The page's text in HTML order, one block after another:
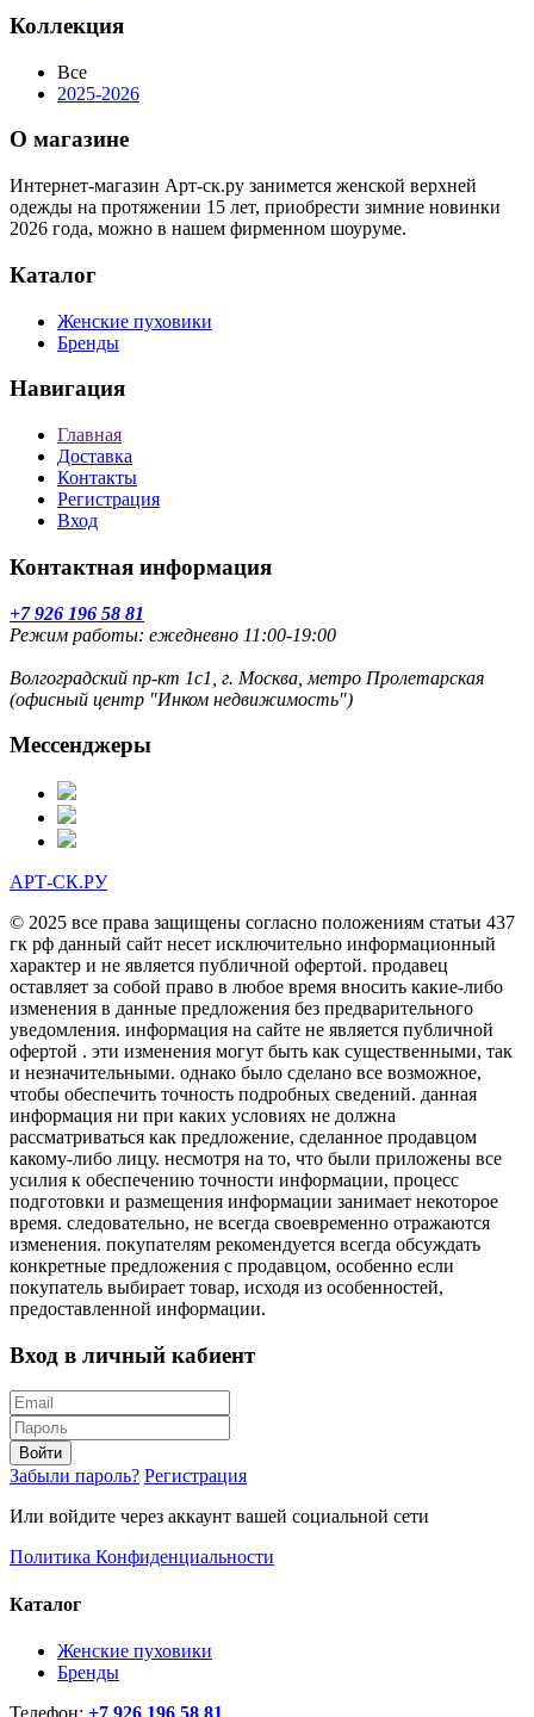
Коллекция
Все
2025-2026
О магазине
Интернет-магазин Арт-ск.ру занимется женской верхней
одежды на протяжении 15 лет, приобрести зимние новинки
2026 года, можно в нашем фирменном шоуруме.
Каталог
Женские пуховики
Бренды
Навигация
Главная
Доставка
Контакты
Регистрация
Вход
Контактная информация
+7 926 196 58 81
Режим работы: ежедневно 11:00-19:00
Волгоградский пр-кт 1с1, г. Москва, метро Пролетарская
(офисный центр "Инком недвижимость")
Мессенджеры
АРТ-СК.РУ
© 2025 все права защищены согласно положениям статьи 437
гк рф данный сайт несет исключительно информационный
характер и не является публичной офертой. продавец
оставляет за собой право в любое время вносить какие-либо
изменения в данные предложения без предварительного
уведомления. информация на сайте не является публичной
офертой . эти изменения могут быть как существенными, так
и незначительными. однако было сделано все возможное,
чтобы обеспечить точность подробных сведений. данная
информация ни при каких условиях не должна
рассматриваться как предложение, сделанное продавцом
какому-либо лицу. несмотря на то, что были приложены все
усилия к обеспечению точности информации, процесс
подготовки и размещения информации занимает некоторое
время. следовательно, не всегда своевременно отражаются
изменения. покупателям рекомендуется всегда обсуждать
конкретные предложения с продавцом, особенно если
покупатель выбирает товар, исходя из особенностей,
предоставленной информации.
Вход в личный кабиент
Войти
Забыли пароль? Регистрация
Или войдите через аккаунт вашей социальной сети
Политика Конфиденциальности
Каталог
Женские пуховики
Бренды
Телефон: +7 926 196 58 81